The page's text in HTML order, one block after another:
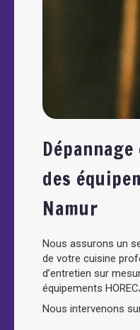
des
Namur
Nous assurons un
de votre cuisine
d’entretien sur
équipements
Nous intervenons